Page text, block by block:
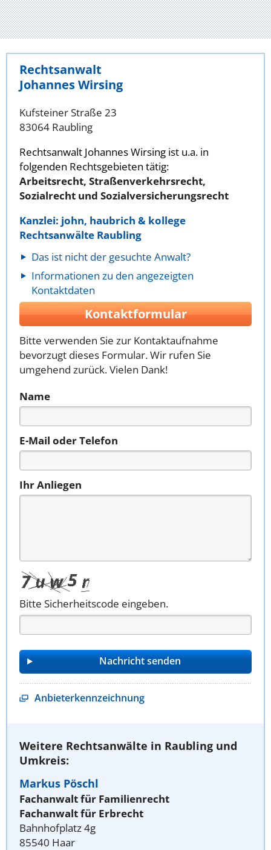
Rechtsanwalt
Johannes Wirsing
Kufsteiner Straße 23
83064 Raubling
Rechtsanwalt Johannes Wirsing ist u.a. in
folgenden Rechtsgebieten tätig:
Arbeitsrecht, Straßenverkehrsrecht,
Sozialrecht und Sozialversicherungsrecht
Kanzlei: john, haubrich & kollege
Rechtsanwälte Raubling
Das ist nicht der gesuchte Anwalt?
Informationen zu den angezeigten
Kontaktdaten
Kontaktformular
Bitte verwenden Sie zur Kontaktaufnahme
bevorzugt dieses Formular. Wir rufen Sie
umgehend zurück. Vielen Dank!
Name
E-Mail oder Telefon
Ihr Anliegen
Bitte Sicherheitscode eingeben.
Anbieterkennzeichnung
Weitere Rechtsanwälte in Raubling und
Umkreis:
Markus Pöschl
Fachanwalt für Familienrecht
Fachanwalt für Erbrecht
Bahnhofplatz 4g
85540 Haar